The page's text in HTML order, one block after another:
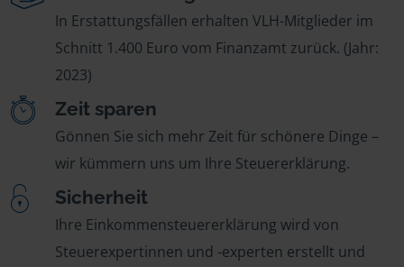
In Erstattungsfällen erhalten VLH-Mitglieder im
Schnitt 1.400 Euro vom Finanzamt zurück. (Jahr:
2023)
Zeit sparen
Gönnen Sie sich mehr Zeit für schönere Dinge –
wir kümmern uns um Ihre Steuererklärung.
Sicherheit
Ihre Einkommensteuererklärung wird von
Steuerexpertinnen und -experten erstellt und